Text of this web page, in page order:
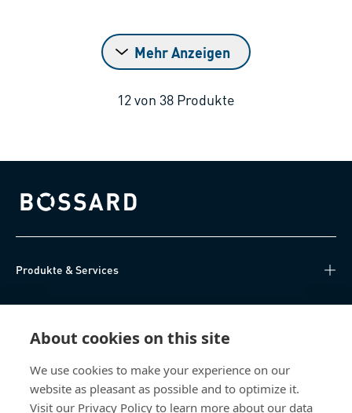
About cookies on this site
We use cookies to make your experience on our
website as pleasant as possible and to optimize it.
Visit our Privacy Policy to learn more about our data
Mehr Anzeigen
12von 38 Produkte
Bossard homepage
Produkte & Services
Wissen
Über uns